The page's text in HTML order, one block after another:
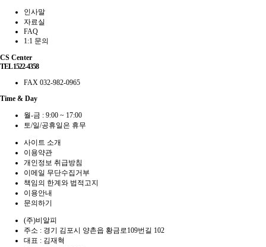
인사말
자료실
FAQ
1:1 문의
CS Center
TEL 1522-4358
FAX 032-982-0965
Time & Day
월-금 : 9:00 ~ 17:00
토/일/공휴일은 휴무
사이트 소개
이용약관
개인정보 취급방침
이메일 무단수집거부
책임의 한계와 법적고지
이용안내
문의하기
(주)비알피
주소 : 경기 김포시 양촌읍 황금로109번길 102
대표 : 김재혁